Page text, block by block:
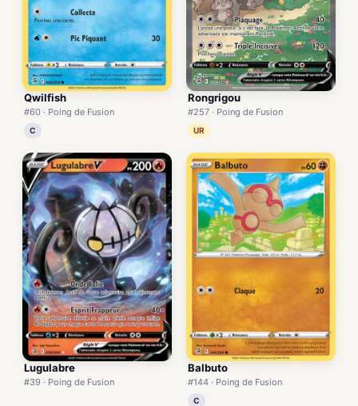
Qwilfish
#60 · Poing de Fusion
C
Rongrigou
#257 · Poing de Fusion
UR
Lugulabre
#39 · Poing de Fusion
Balbuto
#144 · Poing de Fusion
C